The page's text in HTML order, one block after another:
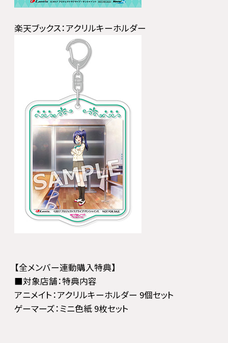
楽天ブックス：アクリルキーホルダー
【全メンバー連動購入特典】
■対象店舗：特典内容
アニメイト：アクリルキーホルダー 9個セット
ゲーマーズ：ミニ色紙 9枚セット